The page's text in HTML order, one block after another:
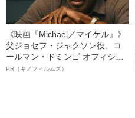
《映画『Michael／マイケル』》
父ジョセフ・ジャクソン役、コ
ールマン・ドミンゴ オフィシャ
ルインタビュー“観客を魅了した
PR（キノフィルムズ）